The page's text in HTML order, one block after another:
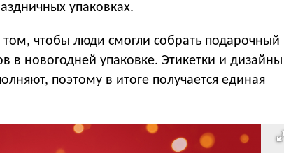
упаковках.
том, чтобы люди смогли собрать подарочный
в новогодней упаковке. Этикетки и дизайны
поэтому в итоге получается единая